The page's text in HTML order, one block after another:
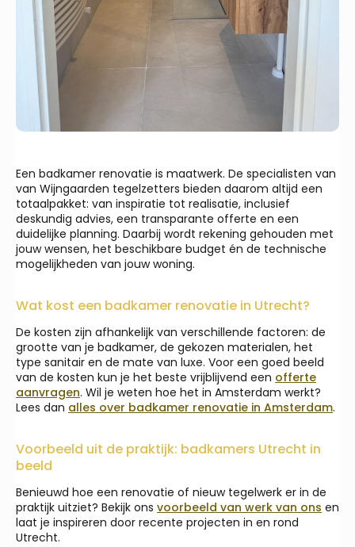
Een badkamer renovatie is maatwerk. De specialisten van
van Wijngaarden tegelzetters bieden daarom altijd een
totaalpakket: van inspiratie tot realisatie, inclusief
deskundig advies, een transparante offerte en een
duidelijke planning. Daarbij wordt rekening gehouden met
jouw wensen, het beschikbare budget én de technische
mogelijkheden van jouw woning.
Wat kost een badkamer renovatie in Utrecht?
De kosten zijn afhankelijk van verschillende factoren: de
grootte van je badkamer, de gekozen materialen, het
type sanitair en de mate van luxe. Voor een goed beeld
van de kosten kun je het beste vrijblijvend een offerte
aanvragen. Wil je weten hoe het in Amsterdam werkt?
Lees dan alles over badkamer renovatie in Amsterdam.
Voorbeeld uit de praktijk: badkamers Utrecht in
beeld
Benieuwd hoe een renovatie of nieuw tegelwerk er in de
praktijk uitziet? Bekijk ons voorbeeld van werk van ons en
laat je inspireren door recente projecten in en rond
Utrecht.